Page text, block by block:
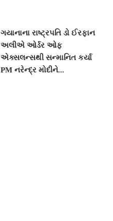
ગયાનાના રાષ્ટ્રપતિ ડો ઈરફાન
અલીએ ઓર્ડર ઓફ
એક્સલન્સથી સન્માનિત કર્યા
PM નરેન્દ્ર મોદીને...